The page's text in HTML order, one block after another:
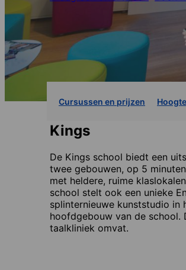
Cursussen en prijzen
Kings
De Kings school biedt een
twee gebouwen, op 5
met heldere, ruime
school stelt ook een unieke
splinternieuwe kunststudio in
hoofdgebouw van de school.
taalkliniek omvat.